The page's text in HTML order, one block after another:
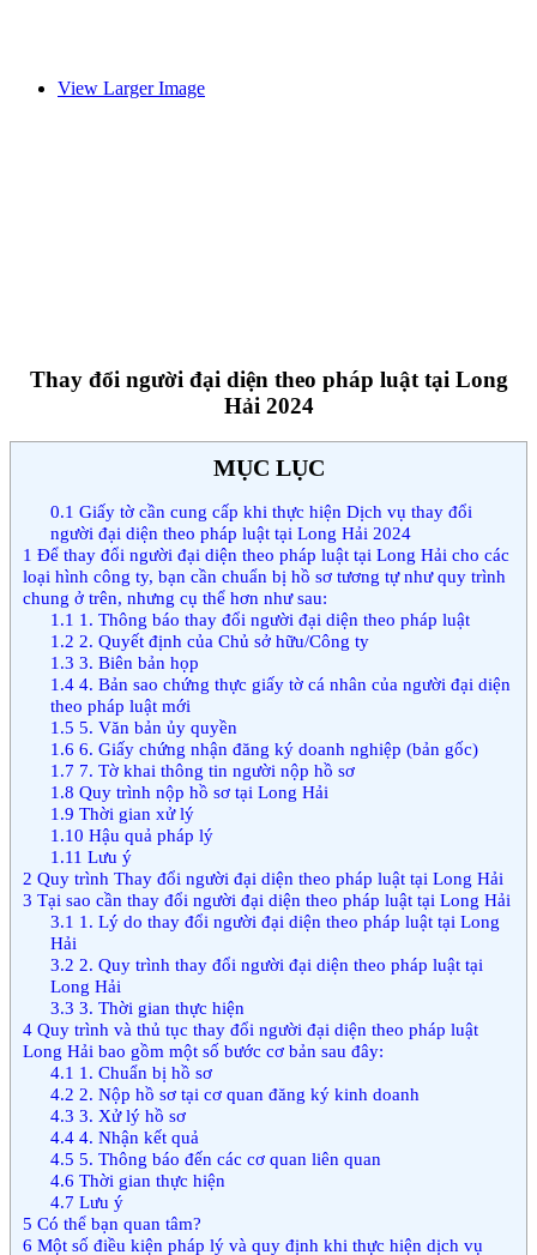
View Larger Image
Thay đổi người đại diện theo pháp luật tại Long
Hải 2024
MỤC LỤC
0.1 Giấy tờ cần cung cấp khi thực hiện Dịch vụ thay đổi
người đại diện theo pháp luật tại Long Hải 2024
1 Để thay đổi người đại diện theo pháp luật tại Long Hải cho các
loại hình công ty, bạn cần chuẩn bị hồ sơ tương tự như quy trình
chung ở trên, nhưng cụ thể hơn như sau:
1.1 1. Thông báo thay đổi người đại diện theo pháp luật
1.2 2. Quyết định của Chủ sở hữu/Công ty
1.3 3. Biên bản họp
1.44. Bản sao chứng thực giấy tờ cá nhân của người đại diện
theo pháp luật mới
1.5 5. Văn bản ủy quyền
1.6 6. Giấy chứng nhận đăng ký doanh nghiệp (bản gốc)
1.7 7. Tờ khai thông tin người nộp hồ sơ
1.8 Quy trình nộp hồ sơ tại Long Hải
1.9 Thời gian xử lý
1.10 Hậu quả pháp lý
1.11 Lưu ý
2 Quy trình Thay đổi người đại diện theo pháp luật tại Long Hải
3 Tại sao cần thay đổi người đại diện theo pháp luật tại Long Hải
3.1 1. Lý do thay đổi người đại diện theo pháp luật tại Long
Hải
3.2 2. Quy trình thay đổi người đại diện theo pháp luật tại
Long Hải
3.3 3. Thời gian thực hiện
4 Quy trình và thủ tục thay đổi người đại diện theo pháp luật
Long Hải bao gồm một số bước cơ bản sau đây:
4.1 1. Chuẩn bị hồ sơ
4.2 2. Nộp hồ sơ tại cơ quan đăng ký kinh doanh
4.3 3. Xử lý hồ sơ
4.44. Nhận kết quả
4.5 5. Thông báo đến các cơ quan liên quan
4.6 Thời gian thực hiện
4.7 Lưu ý
5 Có thể bạn quan tâm?
6 Một số điều kiện pháp lý và quy định khi thực hiện dịch vụ